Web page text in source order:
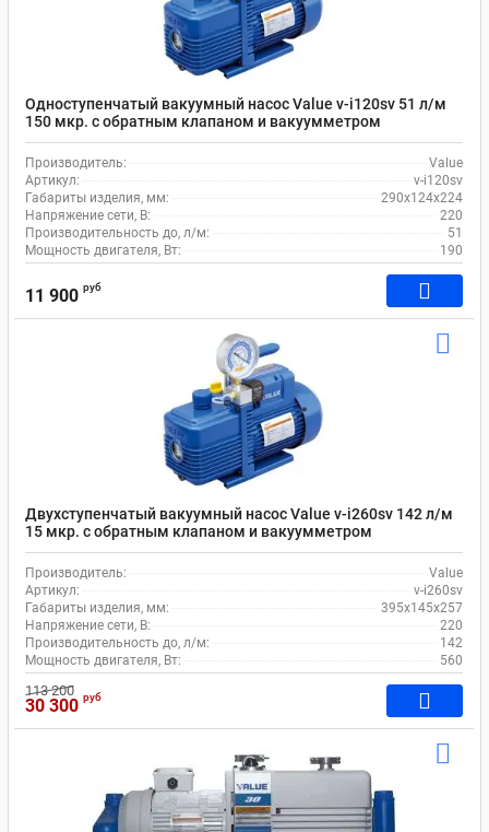
Одноступенчатый вакуумный насос Value v-i120sv 51 л/м
150 мкр. c обратным клапаном и вакуумметром
Производитель:
Value
Артикул:
v-i120sv
Габариты изделия, мм:
290x124x224
Напряжение сети, В:
220
Производительность до, л/м:
51
Мощность двигателя, Вт:
190
11 900 руб
Двухступенчатый вакуумный насос Value v-i260sv 142 л/м
15 мкр. c обратным клапаном и вакуумметром
Производитель:
Value
Артикул:
v-i260sv
Габариты изделия, мм:
395x145x257
Напряжение сети, В:
220
Производительность до, л/м:
142
Мощность двигателя, Вт:
560
113 200
30 300 руб